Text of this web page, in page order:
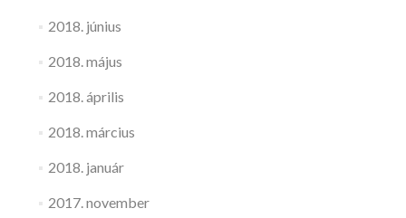
2018. június
2018. május
2018. április
2018. március
2018. január
2017. november